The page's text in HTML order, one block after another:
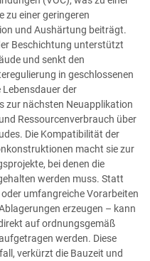
zu einer geringeren
und Aushärtung beiträgt.
Beschichtung unterstützt
und senkt den
in geschlossenen
Lebensdauer der
zur nächsten Neuapplikation
Ressourcenverbrauch über
Die Kompatibilität der
macht sie zur
bei denen die
werden muss. Statt
umfangreiche Vorarbeiten
erzeugen – kann
auf ordnungsgemäß
werden. Diese
verkürzt die Bauzeit und